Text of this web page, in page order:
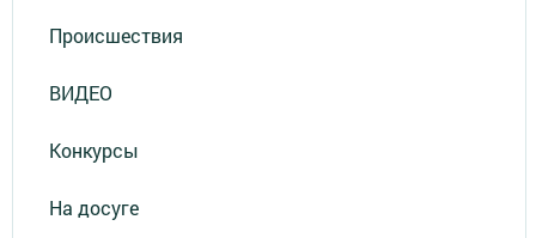
Происшествия
ВИДЕО
Конкурсы
На досуге